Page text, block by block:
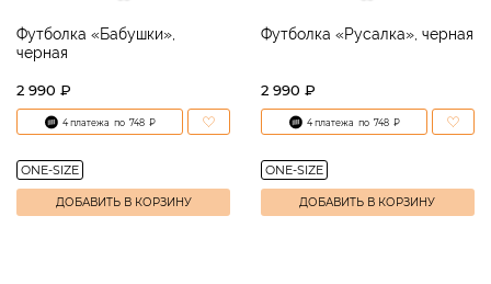
Футболка «Бабушки»,
черная
2 990 ₽
4 платежа по 748 ₽
ONE-SIZE
ДОБАВИТЬ В КОРЗИНУ
Футболка «Русалка», черная
2 990 ₽
4 платежа по 748 ₽
ONE-SIZE
ДОБАВИТЬ В КОРЗИНУ